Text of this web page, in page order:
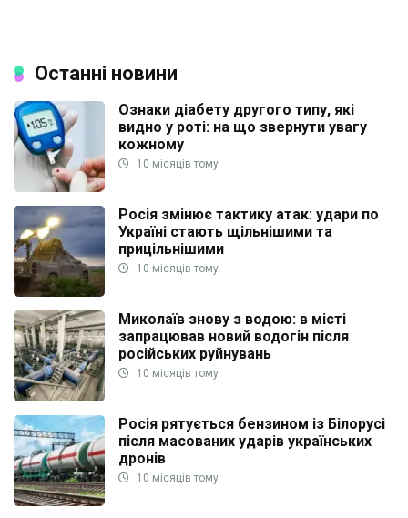
Останні новини
Ознаки діабету другого типу, які
видно у роті: на що звернути увагу
кожному
10 місяців тому
Росія змінює тактику атак: удари по
Україні стають щільнішими та
прицільнішими
10 місяців тому
Миколаїв знову з водою: в місті
запрацював новий водогін після
російських руйнувань
10 місяців тому
Росія рятується бензином із Білорусі
після масованих ударів українських
дронів
10 місяців тому